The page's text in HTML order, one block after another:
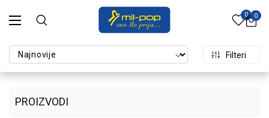
0 0
PROIZVODI
Filteri